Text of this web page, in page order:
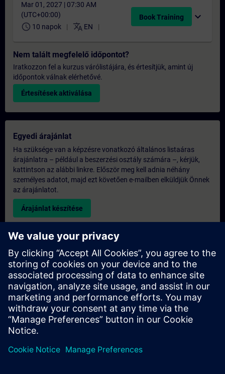
Mar 01, 2027 | 07:30 AM
(UTC+00:00)
schedule 10 napok translate EN
Book Training expand_more
Nem talált megfelelő időpontot?
Iratkozzon fel a kurzus várólistájára, és értesítjük, amint új
időpontok válnak elérhetővé.
Értesítések aktiválása
Egyedi árajánlat
Ha szüksége van a képzésre vonatkozó általános listaáras
árajánlatra – például a beszerzési osztály számára –, kérjük,
kattintson az alábbi linkre. Először meg kell adnia néhány
személyes adatot, majd ezt követően e-mailben elküldjük Önnek
az árajánlatot.
Árajánlat készítése
Kérdés az exkluzív képzéssel kapcsolatban
Kérjük, töltse ki az alábbi érdeklődési űrlapot, ha árajánlatot
szeretne kapni egy exkluzív képzésre, akár helyszíni, akár
virtuális formában, vagy a SITRAIN képzési központunkban. Ez
a fajta kérés nagyobb csoportok számára (6 főtől) lenne
megfelelő. Miután megadta elérhetőségi adatait és képzési
igényeit, árajánlatot küldünk Önnek.
Exkluzív árajánlat kérése